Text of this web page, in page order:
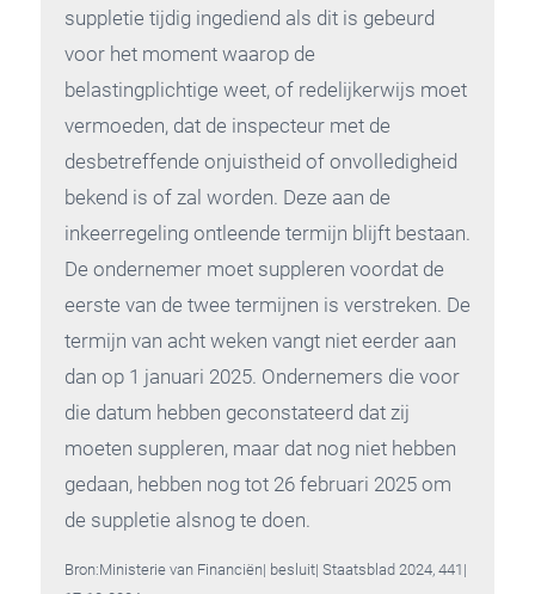
suppletie tijdig ingediend als dit is gebeurd
voor het moment waarop de
belastingplichtige weet, of redelijkerwijs moet
vermoeden, dat de inspecteur met de
desbetreffende onjuistheid of onvolledigheid
bekend is of zal worden. Deze aan de
inkeerregeling ontleende termijn blijft bestaan.
De ondernemer moet suppleren voordat de
eerste van de twee termijnen is verstreken. De
termijn van acht weken vangt niet eerder aan
dan op 1 januari 2025. Ondernemers die voor
die datum hebben geconstateerd dat zij
moeten suppleren, maar dat nog niet hebben
gedaan, hebben nog tot 26 februari 2025 om
de suppletie alsnog te doen.
Bron:Ministerie van Financiën| besluit| Staatsblad 2024, 441|